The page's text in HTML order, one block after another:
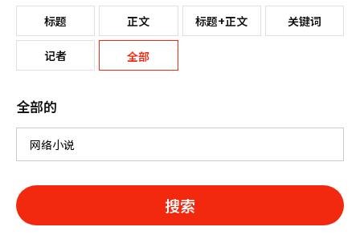
标题 正文 标题+正文 关键词
记者 全部
全部的
搜索